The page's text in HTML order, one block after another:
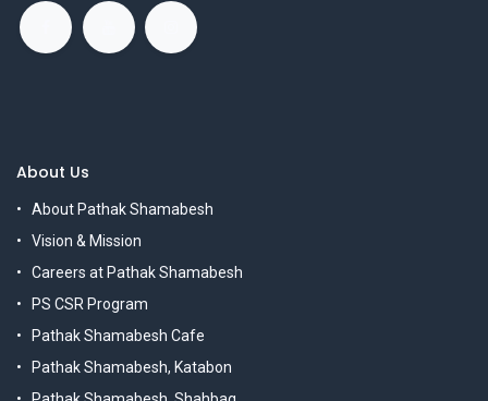
About Us
About Pathak Shamabesh
Vision & Mission
Careers at Pathak Shamabesh
PS CSR Program
Pathak Shamabesh Cafe
Pathak Shamabesh, Katabon